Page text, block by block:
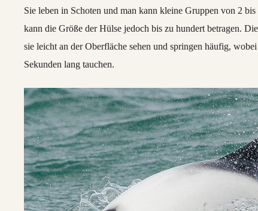
Sie leben in Schoten und man kann kleine Gruppen von 2
kann die Größe der Hülse jedoch bis zu hundert betragen.
sie leicht an der Oberfläche sehen und springen häufig,
Sekunden lang tauchen.